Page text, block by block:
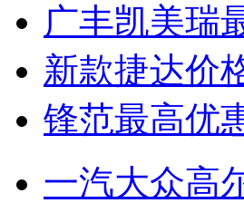
广丰凯美瑞
新款捷达价
锋范最高优
一汽大众高